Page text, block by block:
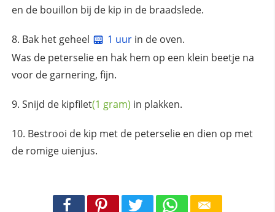
en de bouillon bij de kip in de braadslede.
Bak het geheel 1 uurin de oven.
Was de peterselie en hak hem op een klein beetje na
voor de garnering, fijn.
Snijd de kipfilet(1 gram) in plakken.
Bestrooi de kip met de peterselie en dien op met
de romige uienjus.